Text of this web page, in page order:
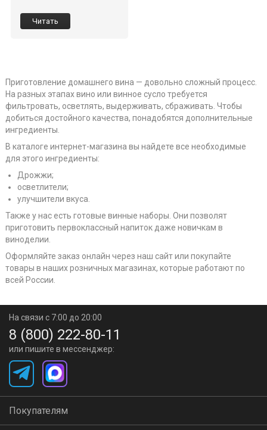
Читать
Приготовление домашнего вина — довольно сложный процесс.
На разных этапах вино или винное сусло требуется
фильтровать, осветлять, выдерживать, сбраживать. Чтобы
добиться достойного качества, понадобятся дополнительные
ингредиенты.
В каталоге интернет-магазина вы найдете все необходимые
для этого ингредиенты:
Дрожжи;
осветлители;
улучшители вкуса.
Также у нас есть готовые винные наборы. Они позволят
приготовить первоклассный напиток даже новичкам в
виноделии.
Оформляйте заказ онлайн через наш сайт или покупайте
товары в наших розничных магазинах, которые работают по
всей России.
На связи с 7:00 до 20:00
8 (800) 222-80-11
или пишите в мессенджер:
Покупателям